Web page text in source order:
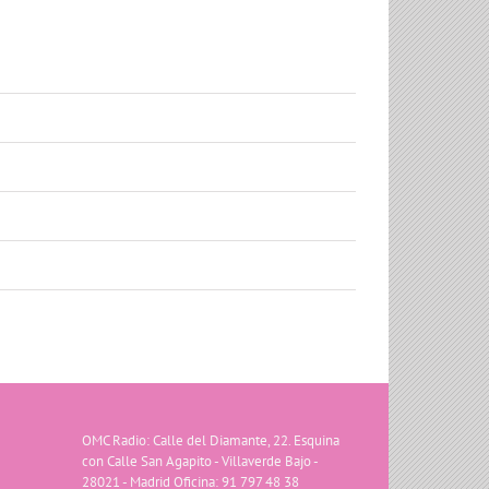
OMC Radio: Calle del Diamante, 22. Esquina
con Calle San Agapito - Villaverde Bajo -
28021 - Madrid Oficina: 91 797 48 38